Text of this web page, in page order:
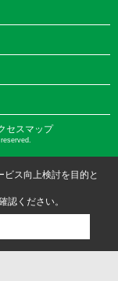
セスマップ
ス向上検討を目的と
認ください。